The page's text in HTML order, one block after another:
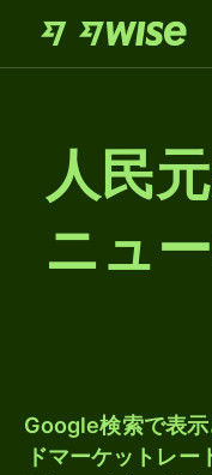
人民
ニュ
Google検索で表
ドマーケットレー